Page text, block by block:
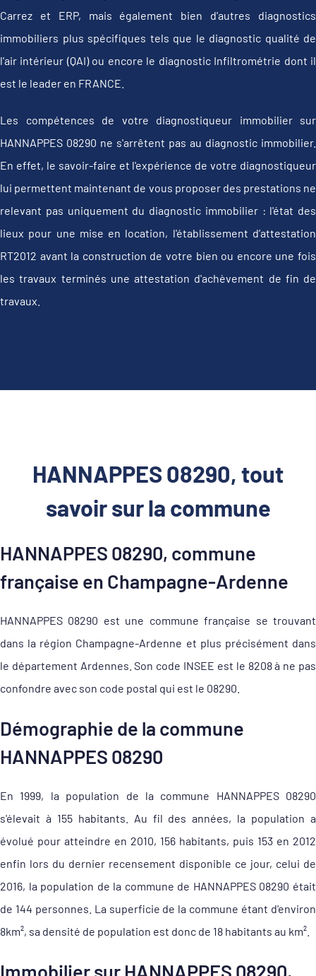
Carrez et ERP, mais également bien d'autres diagnostics
immobiliers plus spécifiques tels que le diagnostic qualité de
l'air intérieur (QAI) ou encore le diagnostic Infiltrométrie dont il
est le leader en FRANCE.
Les compétences de votre diagnostiqueur immobilier sur
HANNAPPES 08290 ne s'arrêtent pas au diagnostic immobilier.
En effet, le savoir-faire et l'expérience de votre diagnostiqueur
lui permettent maintenant de vous proposer des prestations ne
relevant pas uniquement du diagnostic immobilier : l'état des
lieux pour une mise en location, l'établissement d’attestation
RT2012 avant la construction de votre bien ou encore une fois
les travaux terminés une attestation d'achèvement de fin de
travaux.
HANNAPPES 08290, tout
savoir sur la commune
HANNAPPES 08290, commune
française en Champagne-Ardenne
HANNAPPES 08290 est une commune française se trouvant
dans la région Champagne-Ardenne et plus précisément dans
le département Ardennes. Son code INSEE est le 8208 à ne pas
confondre avec son code postal qui est le 08290.
Démographie de la commune
HANNAPPES 08290
En 1999, la population de la commune HANNAPPES 08290
s'élevait à 155 habitants. Au fil des années, la population a
évolué pour atteindre en 2010, 156 habitants, puis 153 en 2012
enfin lors du dernier recensement disponible ce jour, celui de
2016, la population de la commune de HANNAPPES 08290 était
de 144 personnes. La superficie de la commune étant d'environ
8km², sa densité de population est donc de 18 habitants au km².
Immobilier sur HANNAPPES 08290,